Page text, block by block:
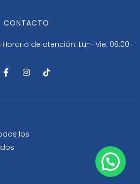
CONTACTO
Horario de atención: Lun–Vie: 08:00–
F
a
b
-
I
n
a
m
T
i
o
los